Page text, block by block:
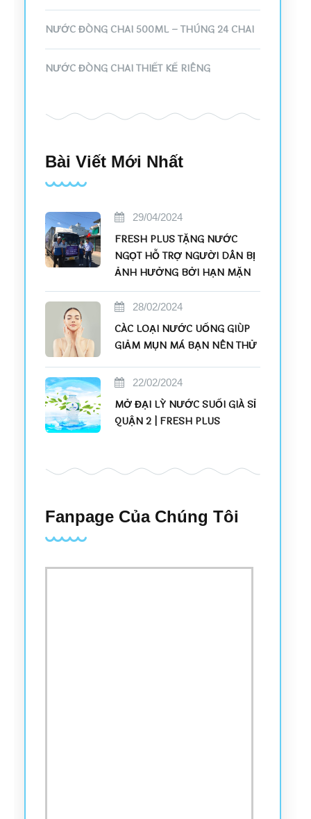
NƯỚC ĐÓNG CHAI 500ML – THÙNG 24 CHAI
NƯỚC ĐÓNG CHAI THIẾT KẾ RIÊNG
Bài Viết Mới Nhất
29/04/2024
FRESH PLUS TẶNG NƯỚC
NGỌT HỖ TRỢ NGƯỜI DÂN BỊ
ẢNH HƯỞNG BỞI HẠN MẶN
28/02/2024
CÁC LOẠI NƯỚC UỐNG GIÚP
GIẢM MỤN MÀ BẠN NÊN THỬ
22/02/2024
MỞ ĐẠI LÝ NƯỚC SUỐI GIÁ SỈ
QUẬN 2 | FRESH PLUS
Fanpage Của Chúng Tôi